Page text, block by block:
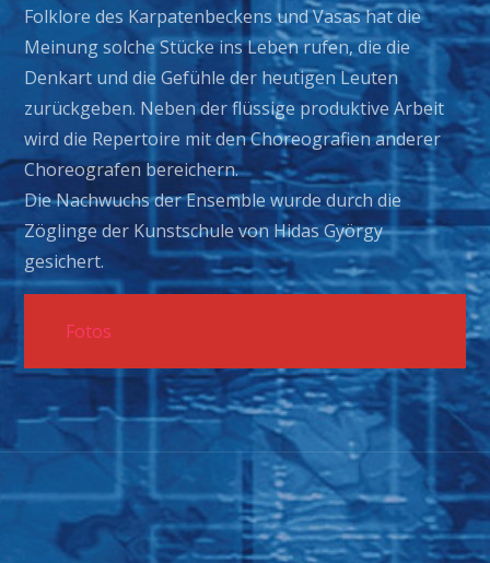
Folklore des Karpatenbeckens und Vasas hat die
Meinung solche Stücke ins Leben rufen, die die
Denkart und die Gefühle der heutigen Leuten
zurückgeben. Neben der flüssige produktive Arbeit
wird die Repertoire mit den Choreografien anderer
Choreografen bereichern.
Die Nachwuchs der Ensemble wurde durch die
Zöglinge der Kunstschule von Hidas György
gesichert.
Fotos